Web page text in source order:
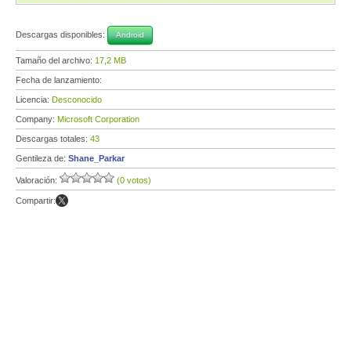
Descargas disponibles: Android
Tamaño del archivo: 17,2 MB
Fecha de lanzamiento:
Licencia: Desconocido
Company: Microsoft Corporation
Descargas totales: 43
Gentileza de: Shane_Parkar
Valoración: (0 votos)
Compartir: